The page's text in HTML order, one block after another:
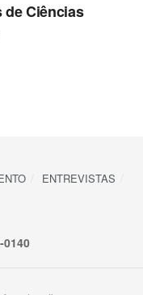
de Ciências
ENTREVISTAS